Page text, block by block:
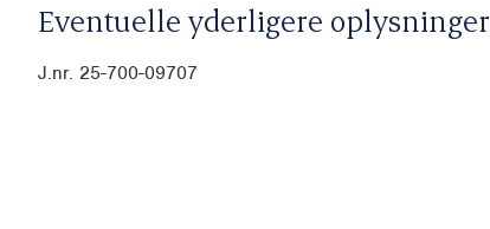
Eventuelle yderligere oplysninger
J.nr. 25-700-09707